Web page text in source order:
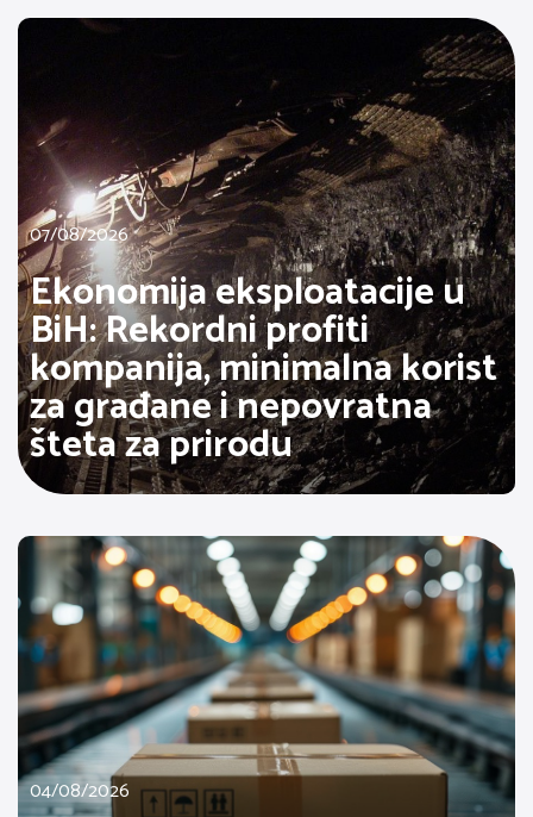
07/08/2026
Ekonomija eksploatacije u
BiH: Rekordni profiti
kompanija, minimalna korist
za građane i nepovratna
šteta za prirodu
04/08/2026